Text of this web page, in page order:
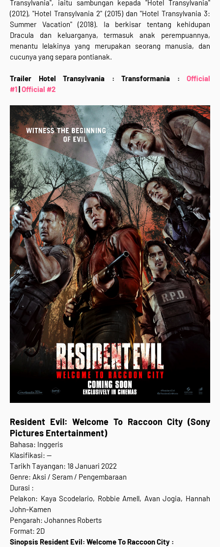
Transylvania", iaitu sambungan kepada "Hotel Transylvania"
(2012), "Hotel Transylvania 2" (2015) dan "Hotel Transylvania 3:
Summer Vacation" (2018). Ia berkisar tentang kehidupan
Dracula dan keluarganya, termasuk anak perempuannya,
menantu lelakinya yang merupakan seorang manusia, dan
cucunya yang separa pontianak.
Trailer Hotel Transylvania : Transformania : Official
#1|Official #2
Resident Evil: Welcome To Raccoon City (Sony
Pictures Entertainment)
Bahasa: Inggeris
Klasifikasi: --
Tarikh Tayangan: 18 Januari 2022
Genre: Aksi / Seram / Pengembaraan
Durasi :
Pelakon: Kaya Scodelario, Robbie Amell, Avan Jogia, Hannah
John-Kamen
Pengarah: Johannes Roberts
Format: 2D
Sinopsis Resident Evil: Welcome To Raccoon City :